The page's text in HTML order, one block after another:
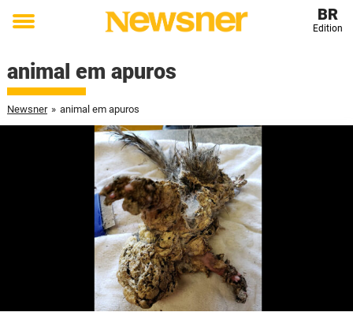
Toggle
BR
Edition
animal em apuros
Newsner » animal em apuros